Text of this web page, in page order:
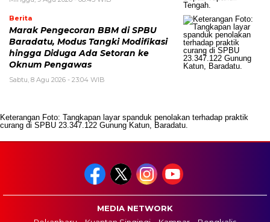
Berita
Marak Pengecoran BBM di SPBU
Baradatu, Modus Tangki Modifikasi
hingga Diduga Ada Setoran ke
Oknum Pengawas
Sabtu, 8 Agu 2026 - 23:04 WIB
Keterangan Foto: Tangkapan layar spanduk penolakan terhadap praktik
curang di SPBU 23.347.122 Gunung Katun, Baradatu.
MEDIA NETWORK